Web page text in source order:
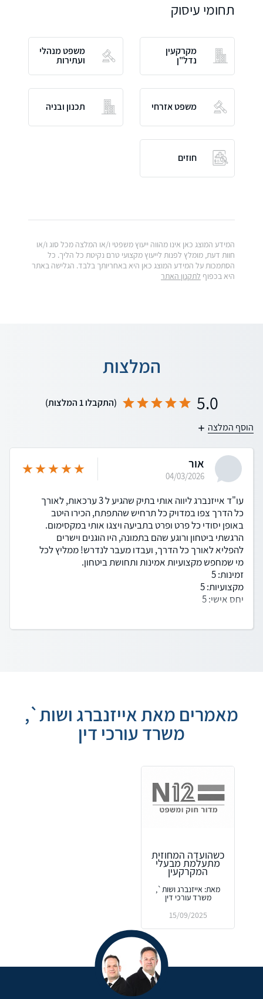
תחומי עיסוק
מקרקעין
נדל"ן
משפט מנהלי
ועתירות
משפט אזרחי תכנון ובניה
חוזים
המידע המוצג כאן אינו מהווה ייעוץ משפטי ו/או המלצה מכל סוג ו/או
חוות דעת, מומלץ לפנות לייעוץ מקצועי טרם נקיטת כל הליך. כל
הסתמכות על המידע המוצג כאן היא באחריותך בלבד. הגלישה באתר
היא בכפוף לתקנון האתר
המלצות
הוסף המלצה
5.0 (התקבלו 1 המלצות)
אור
04/03/2026
עו"ד אייזנברג ליווה אותי בתיק שהגיע ל 3 ערכאות, לאורך
כל הדרך צפו במדויק כל תרחיש שהתפתח, הכירו היטב
באופן יסודי כל פרט ופרט בתביעה ויצגו אותי במקסימום.
הרגשתי ביטחון ורוגע שהם בתמונה, היו הוגנים וישרים
להפליא לאורך כל הדרך, ועבדו מעבר לנדרש! ממליץ לכל
מי שמחפש מקצועיות אמינות ותחושת ביטחון.
זמינות: 5
מקצועיות: 5
יחס אישי: 5
מאמרים מאת אייזנברג ושות`,
משרד עורכי דין
כשהועדה המחוזית
מתעלמת מבעלי
המקרקעין
מאת: אייזנברג ושות`,
משרד עורכי דין
15/09/2025